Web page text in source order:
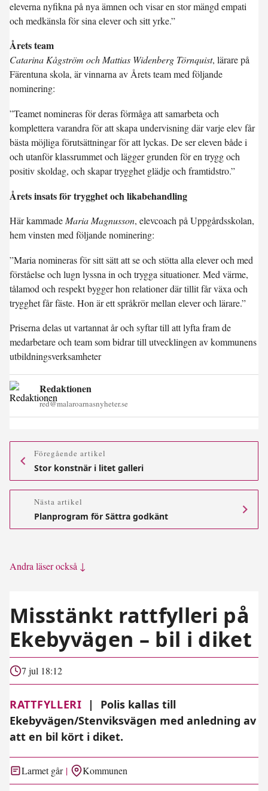
eleverna nyfikna på nya ämnen och visar en stor mängd empati
och medkänsla för sina elever och sitt yrke.”
Årets team
Catarina Kågström och Mattias Widenberg Törnquist, lärare på
Färentuna skola, är vinnarna av Årets team med följande
nominering:
”Teamet nomineras för deras förmåga att samarbeta och
komplettera varandra för att skapa undervisning där varje elev får
bästa möjliga förutsättningar för att lyckas. De ser eleven både i
och utanför klassrummet och lägger grunden för en trygg och
positiv skoldag, och skapar trygghet glädje och framtidstro.”
Årets insats för trygghet och likabehandling
Här kammade Maria Magnusson, elevcoach på Uppgårdsskolan,
hem vinsten med följande nominering:
”Maria nomineras för sitt sätt att se och stötta alla elever och med
förståelse och lugn lyssna in och trygga situationer. Med värme,
tålamod och respekt bygger hon relationer där tillit får växa och
trygghet får fäste. Hon är ett språkrör mellan elever och lärare.”
Priserna delas ut vartannat år och syftar till att lyfta fram de
medarbetare och team som bidrar till utvecklingen av kommunens
utbildningsverksamheter
Redaktionen
red@malaroarnasnyheter.se
Föregående artikel
Stor konstnär i litet galleri
Nästa artikel
Planprogram för Sättra godkänt
Andra läser också ↓
Misstänkt rattfylleri på
Ekebyvägen – bil i diket
7 jul 18:12
RATTFYLLERI |
Polis kallas till
Ekebyvägen/Stenviksvägen med anledning av
att en bil kört i diket.
Larmet går Kommunen